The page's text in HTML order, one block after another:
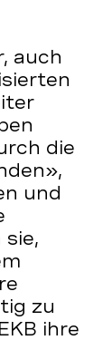
auch
die
und
zu
ihre